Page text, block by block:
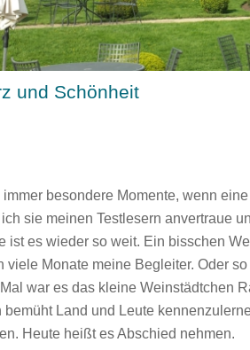
und Schönheit
immer besondere Momente, wenn
ich sie meinen Testlesern anvertraue
ist es wieder so weit. Ein bisschen
Monate meine Begleiter. Oder
war es das kleine Weinstädtchen
bemüht Land und Leute
Heute heißt es Abschied nehmen.